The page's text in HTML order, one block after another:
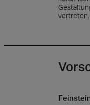
vertreten.